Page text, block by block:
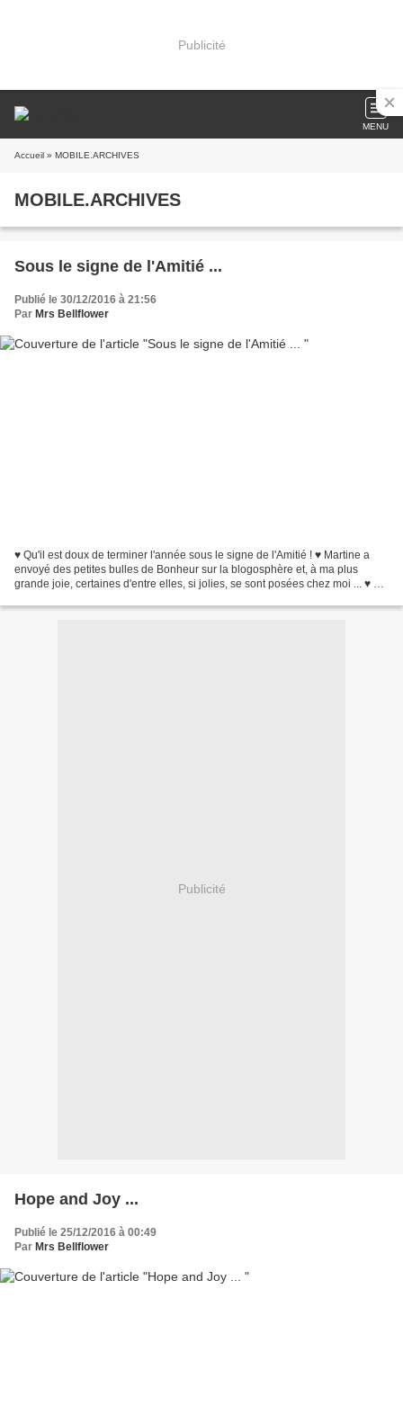
Publicité
MENU
Accueil » MOBILE.ARCHIVES
MOBILE.ARCHIVES
Sous le signe de l'Amitié ...
Publié le 30/12/2016 à 21:56
Par Mrs Bellflower
♥ Qu'il est doux de terminer l'année sous le signe de l'Amitié ! ♥ Martine a
envoyé des petites bulles de Bonheur sur la blogosphère et, à ma plus
grande joie, certaines d'entre elles, si jolies, se sont posées chez moi ... ♥ ♥ ♥
Publicité
Hope and Joy ...
Publié le 25/12/2016 à 00:49
Par Mrs Bellflower